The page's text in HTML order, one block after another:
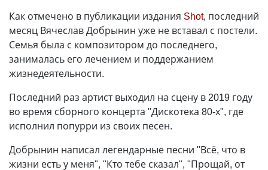
Как отмечено в публикации издания Shot, последний
месяц Вячеслав Добрынин уже не вставал с постели.
Семья была с композитором до последнего,
занималась его лечением и поддержанием
жизнедеятельности.
Последний раз артист выходил на сцену в 2019 году
во время сборного концерта "Дискотека 80-х", где
исполнил попурри из своих песен.
Добрынин написал легендарные песни "Всё, что в
жизни есть у меня", "Кто тебе сказал", "Прощай, от